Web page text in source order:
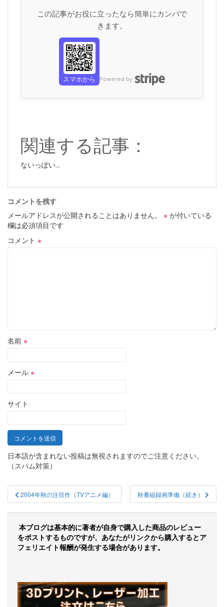
この記事がお役に立ったなら簡単にカンパで
きます。
スマホから Powered by
関連する記事：
ないっぽい...
コメントを残す
メールアドレスが公開されることはありません。
※ が付いている
欄は必須項目です
コメント ※
名前 ※
メール ※
サイト
日本語が含まれない投稿は無視されますのでご注意ください。
（スパム対策）
投
稿
ナ
ビ
シ
2004年秋の注目作（TVアニメ編） 秋番組録画準備（続き）
本ブログは基本的に著者が自身で購入した商品のレビュー
をポストするものですが、あなたがリンクから購入するとア
フェリエイト報酬が発生する場合があります。